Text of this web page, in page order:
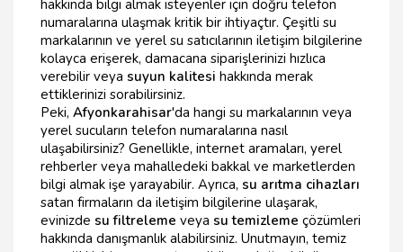
hakkında bilgi almak isteyenler için doğru telefon
numaralarına ulaşmak kritik bir ihtiyaçtır. Çeşitli su
markalarının ve yerel su satıcılarının iletişim bilgilerine
kolayca erişerek, damacana siparişlerinizi hızlıca
verebilir veya suyun kalitesi hakkında merak
ettiklerinizi sorabilirsiniz.
Peki, Afyonkarahisar'da hangi su markalarının veya
yerel sucuların telefon numaralarına nasıl
ulaşabilirsiniz? Genellikle, internet aramaları, yerel
rehberler veya mahalledeki bakkal ve marketlerden
bilgi almak işe yarayabilir. Ayrıca, su arıtma cihazları
satan firmaların da iletişim bilgilerine ulaşarak,
evinizde su filtreleme veya su temizleme çözümleri
hakkında danışmanlık alabilirsiniz. Unutmayın, temiz